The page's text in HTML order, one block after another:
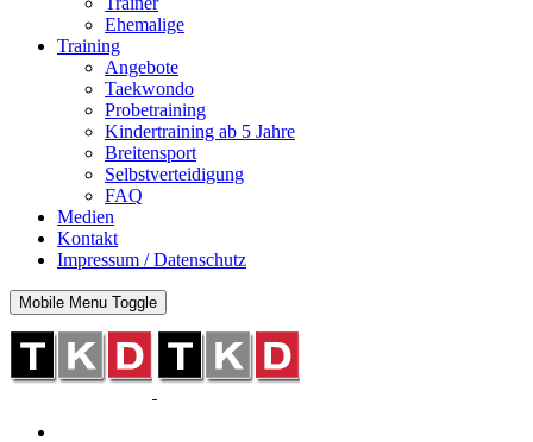
Ehemalige
Training
Angebote
Taekwondo
Probetraining
Kindertraining ab 5 Jahre
Breitensport
Selbstverteidigung
FAQ
Medien
Kontakt
Impressum / Datenschutz
Mobile Menu Toggle